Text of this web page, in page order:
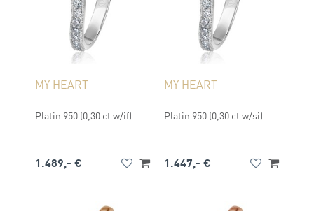
MY HEART
Platin 950 (0,30 ct w/if)
1.489,- €
MY HEART
Platin 950 (0,30 ct w/si)
1.447,- €